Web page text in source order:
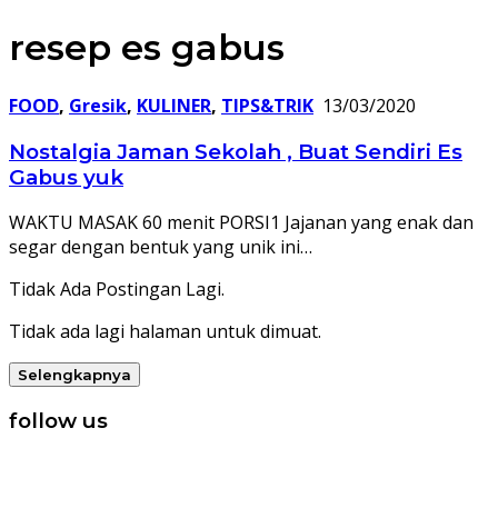
resep es gabus
FOOD, Gresik, KULINER, TIPS&TRIK 13/03/2020
Nostalgia Jaman Sekolah , Buat Sendiri Es
Gabus yuk
WAKTU MASAK 60 menit PORSI1 Jajanan yang enak dan
segar dengan bentuk yang unik ini…
Tidak Ada Postingan Lagi.
Tidak ada lagi halaman untuk dimuat.
Selengkapnya
follow us